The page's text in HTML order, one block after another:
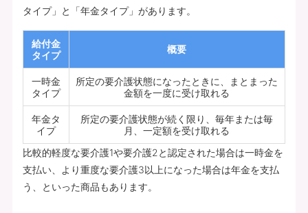
タイプ」と「年金タイプ」があります。
給付金
タイプ
概要
一時金
タイプ
所定の要介護状態になったときに、まとまった
金額を一度に受け取れる
年金タ
イプ
所定の要介護状態が続く限り、毎年または毎
月、一定額を受け取れる
比較的軽度な要介護1や要介護2と認定された場合は一時金を
支払い、より重度な要介護3以上になった場合は年金を支払
う、といった商品もあります。